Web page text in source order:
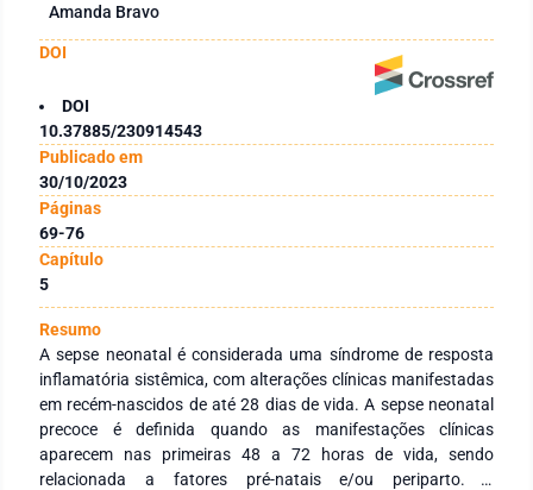
Amanda Bravo
DOI
DOI
10.37885/230914543
Publicado em
30/10/2023
Páginas
69-76
Capítulo
5
Resumo
A sepse neonatal é considerada uma síndrome de resposta
inflamatória sistêmica, com alterações clínicas manifestadas
em recém-nascidos de até 28 dias de vida. A sepse neonatal
precoce é definida quando as manifestações clínicas
aparecem nas primeiras 48 a 72 horas de vida, sendo
relacionada a fatores pré-natais e/ou periparto. É